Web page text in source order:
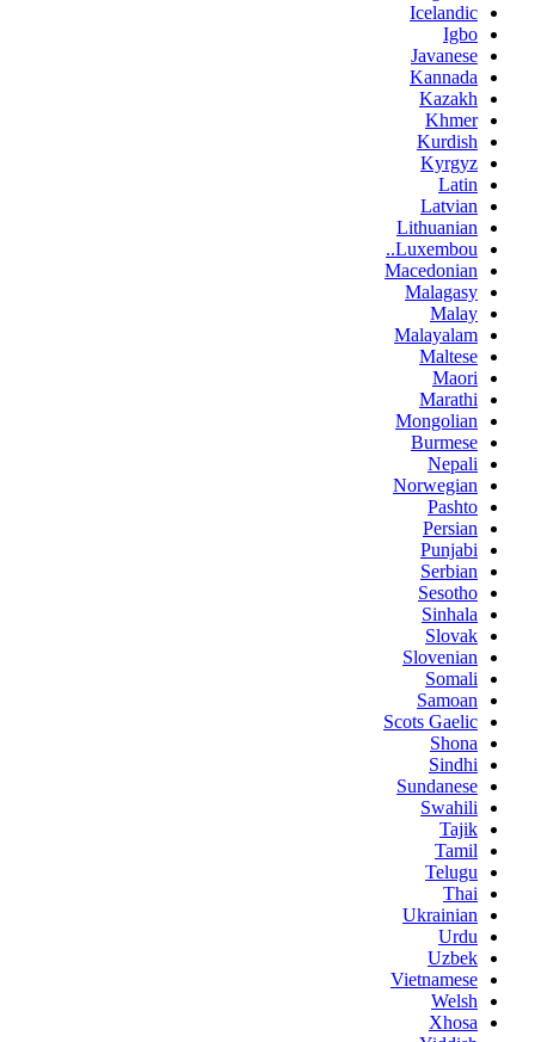
Icelandic
Igbo
Javanese
Kannada
Kazakh
Khmer
Kurdish
Kyrgyz
Latin
Latvian
Lithuanian
Luxembou..
Macedonian
Malagasy
Malay
Malayalam
Maltese
Maori
Marathi
Mongolian
Burmese
Nepali
Norwegian
Pashto
Persian
Punjabi
Serbian
Sesotho
Sinhala
Slovak
Slovenian
Somali
Samoan
Scots Gaelic
Shona
Sindhi
Sundanese
Swahili
Tajik
Tamil
Telugu
Thai
Ukrainian
Urdu
Uzbek
Vietnamese
Welsh
Xhosa